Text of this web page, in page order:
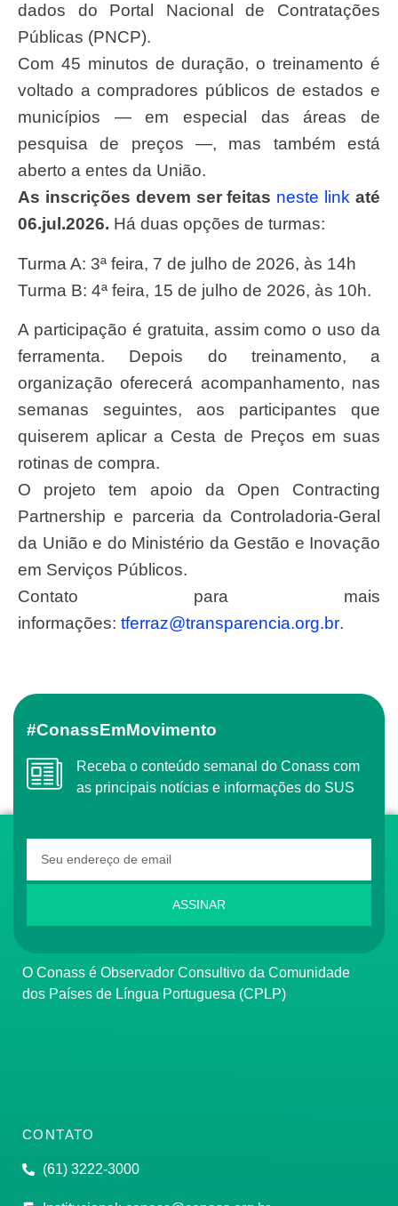
dados do Portal Nacional de Contratações
Públicas (PNCP).
Com 45 minutos de duração, o treinamento é
voltado a compradores públicos de estados e
municípios — em especial das áreas de
pesquisa de preços —, mas também está
aberto a entes da União.
As inscrições devem ser feitas neste link até
06.jul.2026. Há duas opções de turmas:
Turma A: 3ª feira, 7 de julho de 2026, às 14h
Turma B: 4ª feira, 15 de julho de 2026, às 10h.
A participação é gratuita, assim como o uso da
ferramenta. Depois do treinamento, a
organização oferecerá acompanhamento, nas
semanas seguintes, aos participantes que
quiserem aplicar a Cesta de Preços em suas
rotinas de compra.
O projeto tem apoio da Open Contracting
Partnership e parceria da Controladoria-Geral
da União e do Ministério da Gestão e Inovação
em Serviços Públicos.
Contato para mais
informações: tferraz@transparencia.org.br.
#ConassEmMovimento
Receba o conteúdo semanal do Conass com
as principais notícias e informações do SUS
ASSINAR
O Conass é Observador Consultivo da Comunidade
dos Países de Língua Portuguesa (CPLP)
CONTATO
(61) 3222-3000